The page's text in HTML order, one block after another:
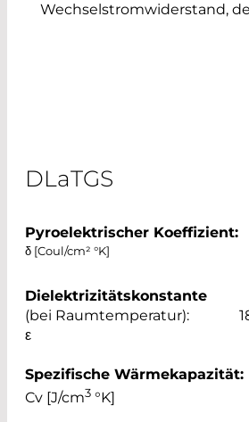
Wechselstromwiderstand,
DLaTGS
Pyroelektrischer Koeffizient:
δ [Coul/cm² °K]
Dielektrizitätskonstante
(bei Raumtemperatur):
ε
Spezifische Wärmekapazität:
Cv [J/cm3 °K]